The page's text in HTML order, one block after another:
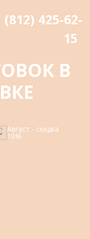
В
Август - скидка
10%
(812) 425-62-
15